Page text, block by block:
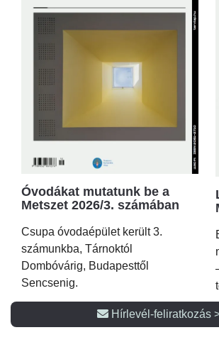
Óvodákat mutatunk be a
Metszet 2026/3. számában
Csupa óvodaépület került 3.
számunkba, Tárnoktól
Dombóvárig, Budapesttől
Sencsenig.
Hírlevél-feliratkozás